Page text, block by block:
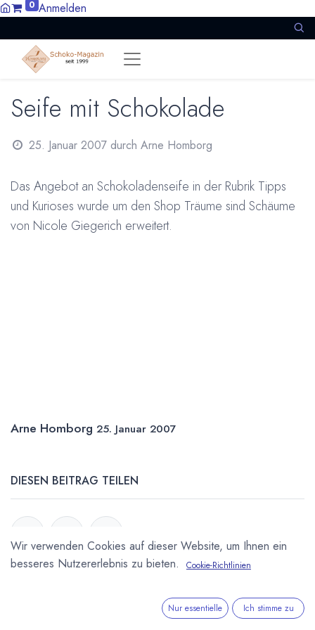
0 Anmelden
Seife mit Schokolade
25. Januar 2007 durch Arne Homborg
Das Angebot an Schokoladenseife in der Rubrik Tipps
und Kurioses wurde um den Shop Träume sind Schäume
von Nicole Giegerich erweitert.
Arne Homborg 25. Januar 2007
DIESEN BEITRAG TEILEN
Wir verwenden Cookies auf dieser Website, um Ihnen ein
besseres Nutzererlebnis zu bieten.
Cookie-Richtlinien
Nur essentielle Ich stimme zu